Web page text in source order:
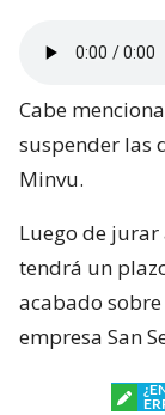
Cabe
suspender las
Minvu.
Luego de jurar
tendrá un
acabado
empresa San